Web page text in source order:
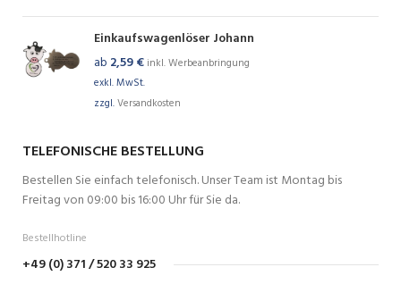
Einkaufswagenlöser Johann
ab 2,59€ inkl. Werbeanbringung
exkl. MwSt.
zzgl.Versandkosten
TELEFONISCHE BESTELLUNG
Bestellen Sie einfach telefonisch. Unser Team ist Montag bis
Freitag von 09:00 bis 16:00 Uhr für Sie da.
Bestellhotline
+49 (0) 371 / 520 33 925